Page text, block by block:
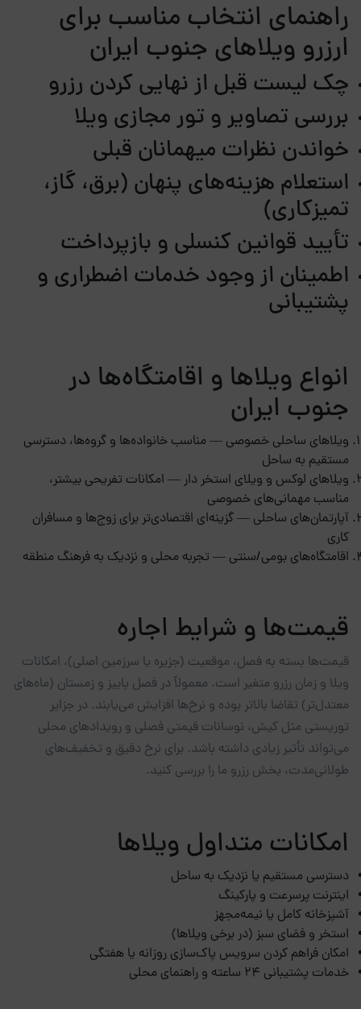
راهنمای انتخاب مناسب برای
ارزرو ویلاهای جنوب ایران
چک‌ لیست قبل از نهایی کردن رزرو
بررسی تصاویر و تور مجازی ویلا
خواندن نظرات میهمانان قبلی
استعلام هزینه‌های پنهان (برق، گاز،
تمیزکاری)
تأیید قوانین کنسلی و بازپرداخت
اطمینان از وجود خدمات اضطراری و
پشتیبانی
انواع ویلاها و اقامتگاه‌ها در
جنوب ایران
ویلاهای ساحلی خصوصی — مناسب خانواده‌ها و گروه‌ها، دسترسی
مستقیم به ساحل
ویلاهای لوکس و ویلای استخر دار — امکانات تفریحی بیشتر،
مناسب مهمانی‌های خصوصی
آپارتمان‌های ساحلی — گزینه‌ای اقتصادی‌تر برای زوج‌ها و مسافران
کاری
اقامتگاه‌های بومی/سنتی — تجربه محلی و نزدیک به فرهنگ منطقه
قیمت‌ها و شرایط اجاره
قیمت‌ها بسته به فصل، موقعیت (جزیره یا سرزمین اصلی)، امکانات
ویلا و زمان رزرو متغیر است. معمولاً در فصل پاییز و زمستان (ماه‌های
معتدل‌تر) تقاضا بالاتر بوده و نرخ‌ها افزایش می‌یابند. در جزایر
توریستی مثل کیش، نوسانات قیمتی فصلی و رویدادهای محلی
می‌تواند تأثیر زیادی داشته باشد. برای نرخ دقیق و تخفیف‌های
طولانی‌مدت، بخش رزرو ما را بررسی کنید.
امکانات متداول ویلاها
دسترسی مستقیم یا نزدیک به ساحل
اینترنت پرسرعت و پارکینگ
آشپزخانه کامل یا نیمه‌مجهز
استخر و فضای سبز (در برخی ویلاها)
امکان فراهم کردن سرویس پاک‌سازی روزانه یا هفتگی
خدمات پشتیبانی ۲۴ ساعته و راهنمای محلی